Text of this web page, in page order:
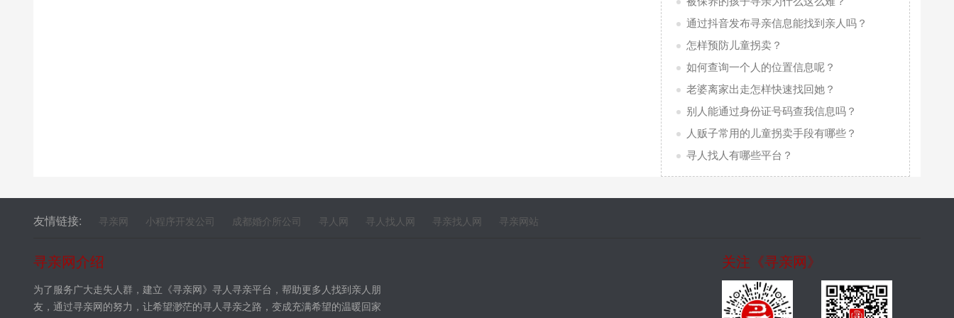
通过抖音发布寻亲信息能找到亲人吗？
怎样预防儿童拐卖？
如何查询一个人的位置信息呢？
老婆离家出走怎样快速找回她？
别人能通过身份证号码查我信息吗？
人贩子常用的儿童拐卖手段有哪些？
寻人找人有哪些平台？
友情链接: 寻亲网 小程序开发公司 成都婚介所公司 寻人网 寻人找人网 寻亲找人网 寻亲网站
寻亲网介绍
为了服务广大走失人群，建立《寻亲网》寻人寻亲平台，帮助更多人找到亲人朋
友，通过寻亲网的努力，让希望渺茫的寻人寻亲之路，变成充满希望的温暖回家
关注《寻亲网》